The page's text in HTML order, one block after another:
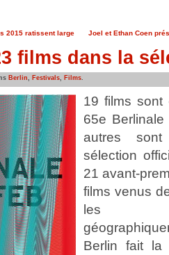
2015 ratissent large Joel et Ethan Coen
films dans la
Berlin, Festivals, Films.
19 films sont
65e
autres sont
sélection
21 avant-
films venus
les
Berlin fait